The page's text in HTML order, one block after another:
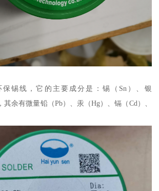
锡线，它的主要成分是：锡（Sn）、银
其余有微量铅（Pb）、汞（Hg）、镉（Cd）、